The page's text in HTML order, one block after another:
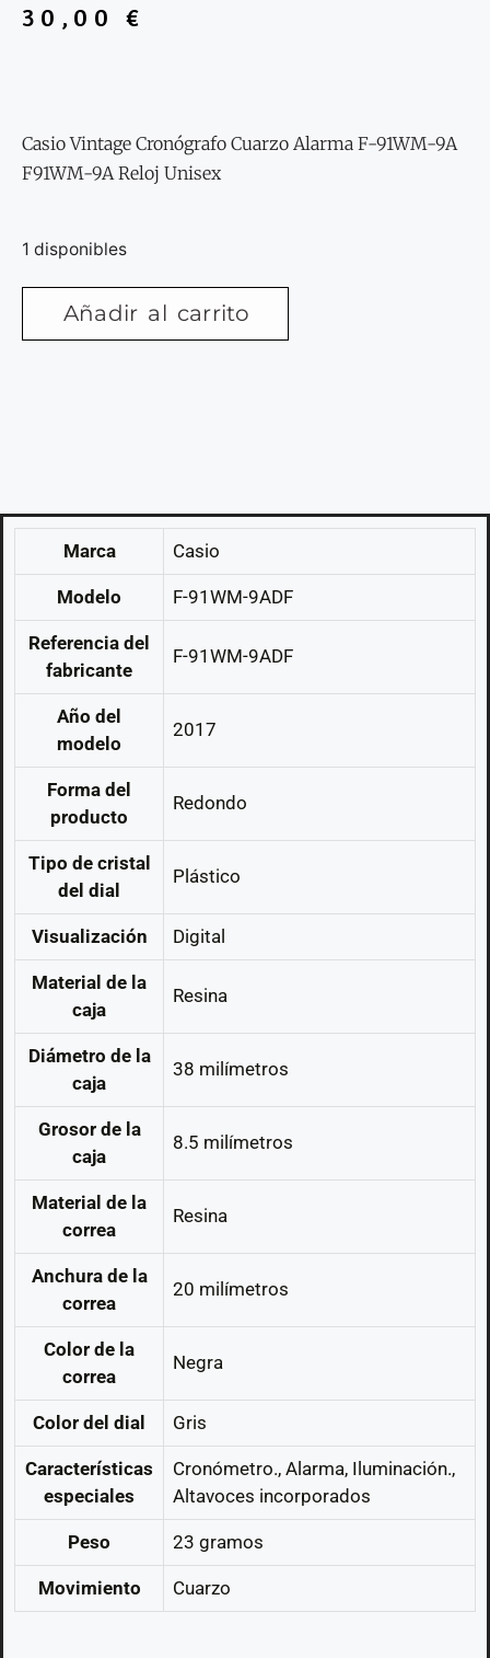
30,00€
Casio Vintage Cronógrafo Cuarzo Alarma F-91WM-9A
F91WM-9A Reloj Unisex
1 disponibles
Añadir al carrito
Marca Casio
Modelo F-91WM-9ADF
Referencia del
fabricante
F-91WM-9ADF
Año del
modelo
2017
Forma del
producto
Redondo
Tipo de cristal
del dial
Plástico
Visualización Digital
Material de la
caja
Resina
Diámetro de la
caja
38 milímetros
Grosor de la
caja
8.5 milímetros
Material de la
correa
Resina
Anchura de la
correa
20 milímetros
Color de la
correa
Negra
Color del dial Gris
Características
especiales
Cronómetro., Alarma, Iluminación.,
Altavoces incorporados
Peso 23 gramos
Movimiento Cuarzo